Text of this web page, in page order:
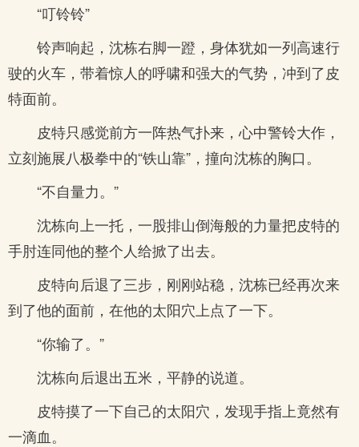
“叮铃铃”
铃声响起，沈栋右脚一蹬，身体犹如一列高速行
驶的火车，带着惊人的呼啸和强大的气势，冲到了皮
特面前。
皮特只感觉前方一阵热气扑来，心中警铃大作，
立刻施展八极拳中的“铁山靠”，撞向沈栋的胸口。
“不自量力。”
沈栋向上一托，一股排山倒海般的力量把皮特的
手肘连同他的整个人给掀了出去。
皮特向后退了三步，刚刚站稳，沈栋已经再次来
到了他的面前，在他的太阳穴上点了一下。
“你输了。”
沈栋向后退出五米，平静的说道。
皮特摸了一下自己的太阳穴，发现手指上竟然有
一滴血。